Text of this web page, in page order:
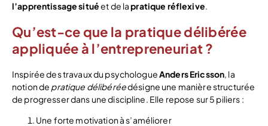
l’apprentissage situéet de lapratique réflexive.
Qu’est-ce que la pratique délibérée
appliquée à l’entrepreneuriat ?
Inspirée des travaux du psychologueAnders Ericsson, la
notion de pratique délibéréedésigne une manière structurée
de progresser dans une discipline. Elle repose sur 5 piliers :
Une forte motivation à s’améliorer